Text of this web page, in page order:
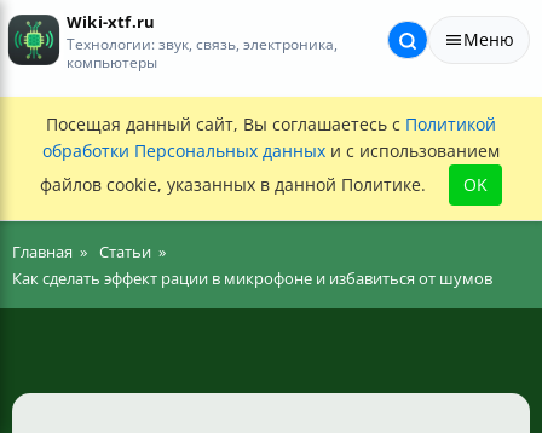
Wiki-xtf.ru
Технологии: звук, связь, электроника,
компьютеры
Меню
Посещая данный сайт, Вы соглашаетесь с Политикой
обработки Персональных данных и с использованием
файлов cookie, указанных в данной Политике.
OK
Главная
Статьи
Как сделать эффект рации в микрофоне и избавиться от шумов